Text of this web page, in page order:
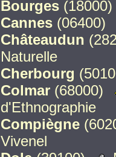
Bourges (18000)
Cannes (06400)
Châteaudun
Naturelle
Cherbourg
Colmar (68000)
d'Ethnographie
Compiègne
Vivenel